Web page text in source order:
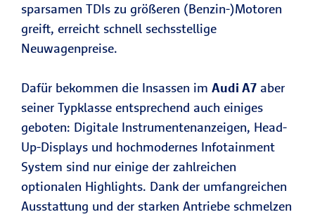
sparsamen TDIs zu größeren (Benzin-)Motoren
greift, erreicht schnell sechsstellige
Neuwagenpreise.
Dafür bekommen die Insassen im Audi A7 aber
seiner Typklasse entsprechend auch einiges
geboten: Digitale Instrumentenanzeigen, Head-
Up-Displays und hochmodernes Infotainment
System sind nur einige der zahlreichen
optionalen Highlights. Dank der umfangreichen
Ausstattung und der starken Antriebe schmelzen